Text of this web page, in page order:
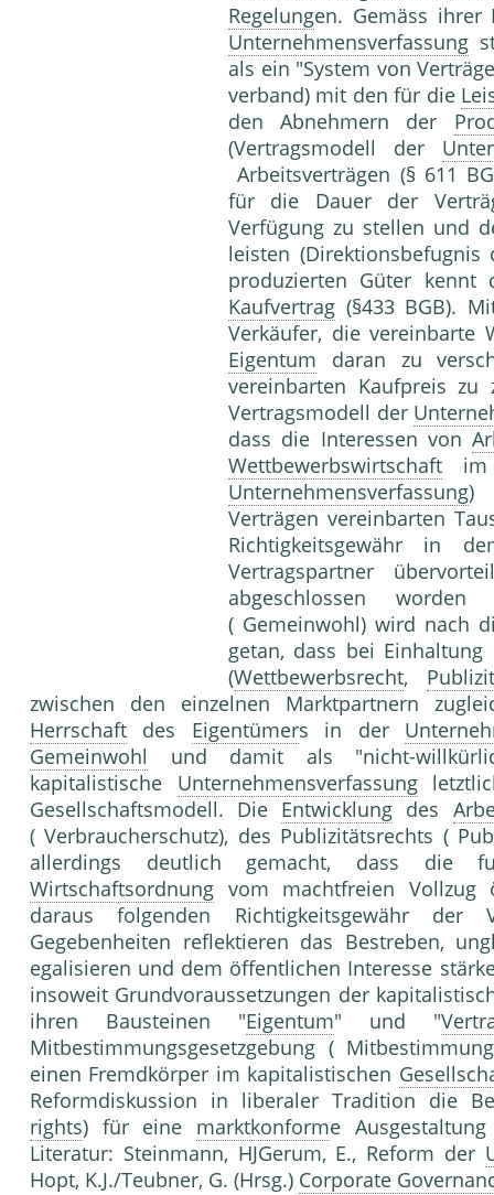
Regelungen. Gemäss ihrer
Unternehmensverfassung
als ein "System von
verband) mit den für die
den Abnehmern der
(Vertragsmodell der
Arbeitsverträgen (§ 611
für die Dauer der
Verfügung zu stellen und
leisten
produzierten Güter kennt
Kaufvertrag (§433 BGB).
Verkäufer, die
Eigentum daran zu
vereinbarten Kaufpreis
Vertragsmodell der
dass die Interessen von
Wettbewerbswirtschaft im
Unternehmensverfassung)
Verträgen vereinbarten
Richtigkeitsgewähr in
Vertragspartner
abgeschlossen
( Gemeinwohl) wird nach
getan, dass bei
(Wettbewerbsrecht,
zwischen den einzelnen Marktpartnern
Herrschaft des Eigentümers in der
Gemeinwohl und damit als "nicht-
kapitalistische Unternehmensverfassung
Gesellschaftsmodell. Die Entwicklung des
( Verbraucherschutz), des Publizitätsrechts (
allerdings deutlich gemacht, dass die
Wirtschaftsordnung vom machtfreien Vollzug
daraus folgenden Richtigkeitsgewähr der
Gegebenheiten reflektieren das Bestreben,
egalisieren und dem öffentlichen Interesse
insoweit Grundvoraussetzungen der
ihren Bausteinen "Eigentum" und "
Mitbestimmungsgesetzgebung (
einen Fremdkörper im kapitalistischen
Reformdiskussion in liberaler Tradition die
rights) für eine marktkonforme
Literatur: Steinmann, HJGerum, E., Reform der
Hopt, K.J./Teubner, G. (Hrsg.) Corporate